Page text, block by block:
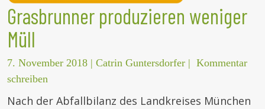
Grasbrunner produzieren weniger
Müll
7. November 2018 | Catrin Guntersdorfer | Kommentar
schreiben
Nach der Abfallbilanz des Landkreises München